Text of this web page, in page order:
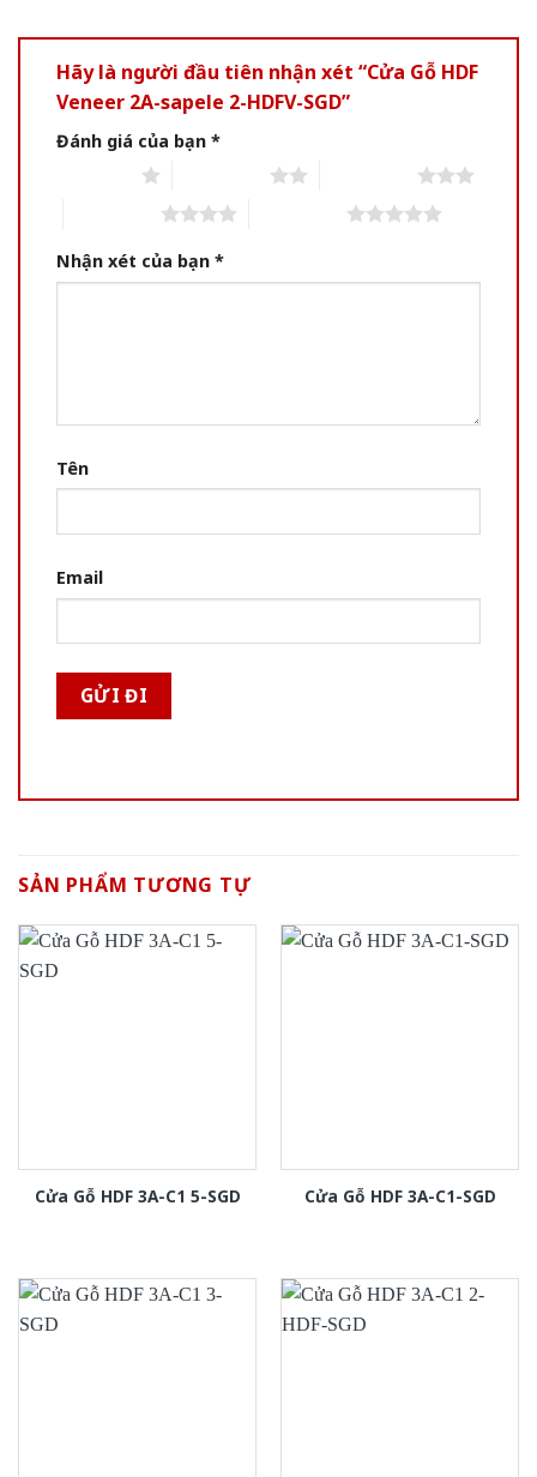
Hãy là người đầu tiên nhận xét “Cửa Gỗ HDF
Veneer 2A-sapele 2-HDFV-SGD”
Đánh giá của bạn *
Nhận xét của bạn *
Tên
Email
SẢN PHẨM TƯƠNG TỰ
Cửa Gỗ HDF 3A-C1 5-SGD Cửa Gỗ HDF 3A-C1-SGD